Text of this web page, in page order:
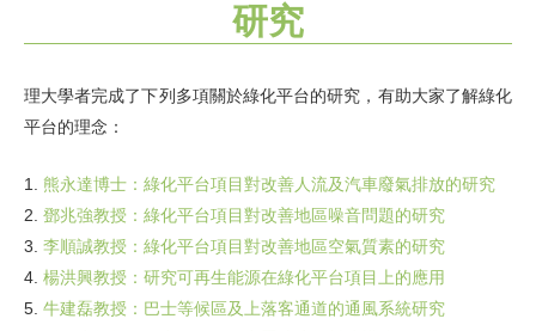
研究
理大學者完成了下列多項關於綠化平台的研究，有助大家了解綠化
平台的理念：
1. 熊永達博士：綠化平台項目對改善人流及汽車廢氣排放的研究
2. 鄧兆強教授：綠化平台項目對改善地區噪音問題的研究
3. 李順誠教授：綠化平台項目對改善地區空氣質素的研究
4. 楊洪興教授：研究可再生能源在綠化平台項目上的應用
5. 牛建磊教授：巴士等候區及上落客通道的通風系統研究